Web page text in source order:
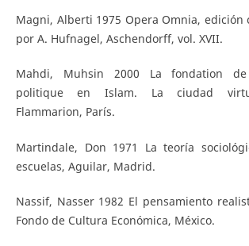
Magni, Alberti 1975 Opera Omnia, edición
por A. Hufnagel, Aschendorff, vol. XVII.
Mahdi, Muhsin 2000 La fondation
politique en Islam. La ciudad
Flammarion, París.
Martindale, Don 1971 La teoría
escuelas, Aguilar, Madrid.
Nassif, Nasser 1982 El pensamiento
Fondo de Cultura Económica, México.